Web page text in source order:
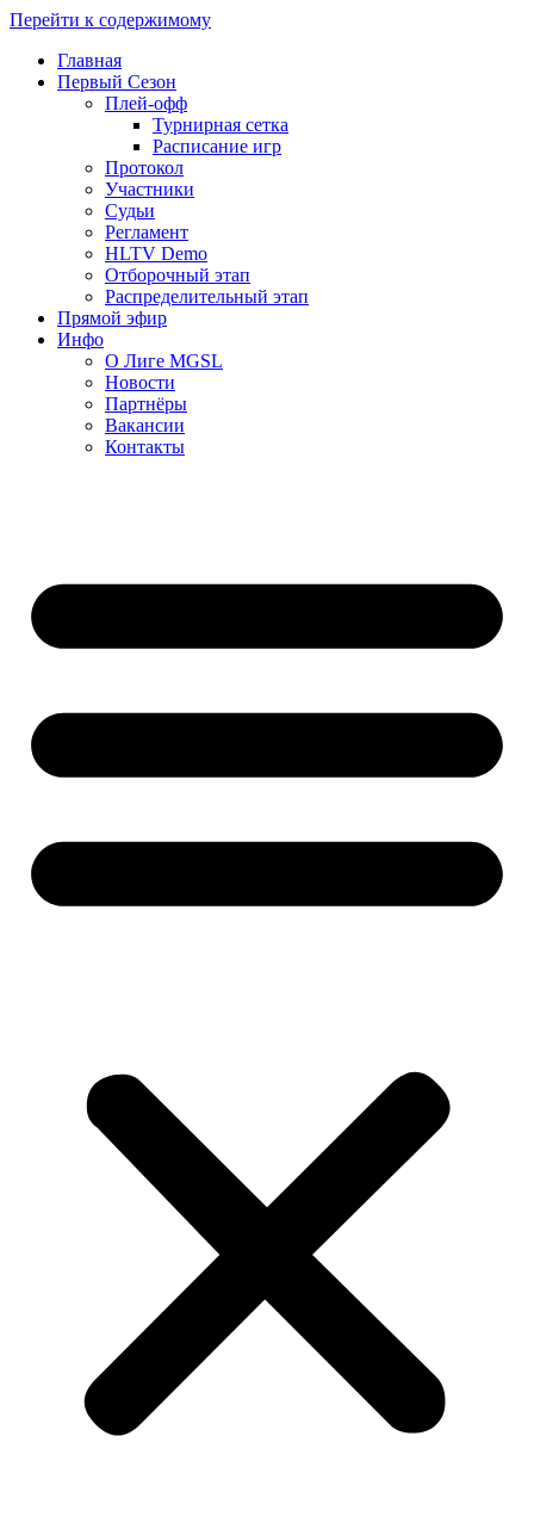
Перейти к содержимому
Главная
Первый Сезон
Плей-офф
Турнирная сетка
Расписание игр
Протокол
Участники
Судьи
Регламент
HLTV Demo
Отборочный этап
Распределительный этап
Прямой эфир
Инфо
О Лиге MGSL
Новости
Партнёры
Вакансии
Контакты